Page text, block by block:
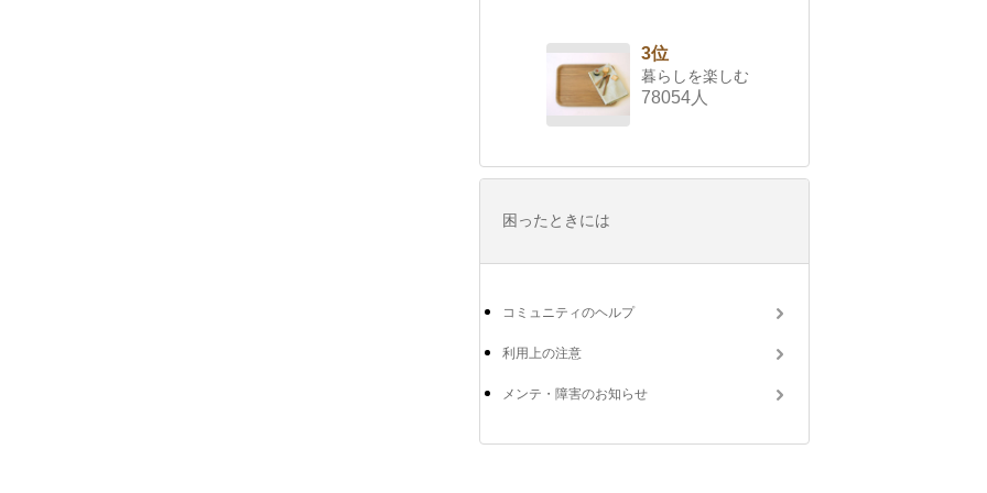
3位
暮らしを楽しむ
78054人
困ったときには
コミュニティのヘルプ
利用上の注意
メンテ・障害のお知らせ